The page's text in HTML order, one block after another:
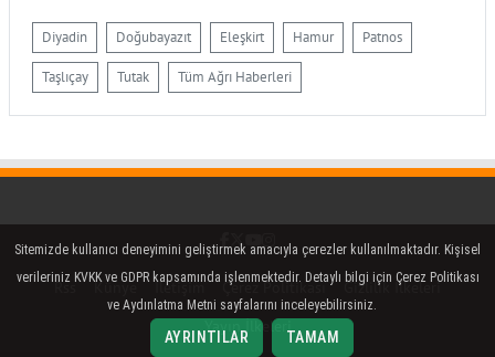
Diyadin Doğubayazıt Eleşkirt Hamur Patnos
Taşlıçay Tutak Tüm Ağrı Haberleri
Facebook
Twitter (X)
YouTube
Instagram
Rss Künye İletişim Çerez Politikası
Gizlilik İlkeleri
Yayın İlkeleri
Sitemizde kullanıcı deneyimini geliştirmek amacıyla çerezler kullanılmaktadır. Kişisel
verileriniz KVKK ve GDPR kapsamında işlenmektedir. Detaylı bilgi için Çerez Politikası
ve Aydınlatma Metni sayfalarını inceleyebilirsiniz.
AYRINTILAR TAMAM